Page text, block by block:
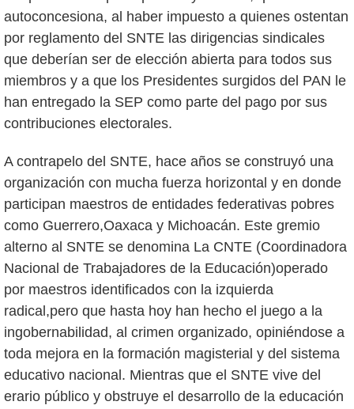
autoconcesiona, al haber impuesto a quienes ostentan
por reglamento del SNTE las dirigencias sindicales
que deberían ser de elección abierta para todos sus
miembros y a que los Presidentes surgidos del PAN le
han entregado la SEP como parte del pago por sus
contribuciones electorales.
A contrapelo del SNTE, hace años se construyó una
organización con mucha fuerza horizontal y en donde
participan maestros de entidades federativas pobres
como Guerrero,Oaxaca y Michoacán. Este gremio
alterno al SNTE se denomina La CNTE (Coordinadora
Nacional de Trabajadores de la Educación)operado
por maestros identificados con la izquierda
radical,pero que hasta hoy han hecho el juego a la
ingobernabilidad, al crimen organizado, opiniéndose a
toda mejora en la formación magisterial y del sistema
educativo nacional. Mientras que el SNTE vive del
erario público y obstruye el desarrollo de la educación